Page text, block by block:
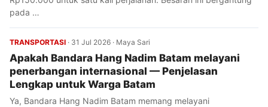
pada …
TRANSPORTASI · 31 Jul 2026 · Maya Sari
Apakah Bandara Hang Nadim Batam melayani
penerbangan internasional — Penjelasan
Lengkap untuk Warga Batam
Ya, Bandara Hang Nadim Batam memang melayani